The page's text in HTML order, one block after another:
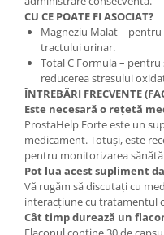
CU CE POATE FI ASOCIAT?
Magneziu Malat –
tractului urinar.
Total C Formula –
reducerea stresului
ÎNTREBĂRI FRECVENTE
Este necesară o rețetă
ProstaHelp Forte este un
medicament. Totuși, este
pentru monitorizarea
Pot lua acest supliment
Vă rugăm să discutați cu
interacțiune cu tratamentul
Cât timp durează un